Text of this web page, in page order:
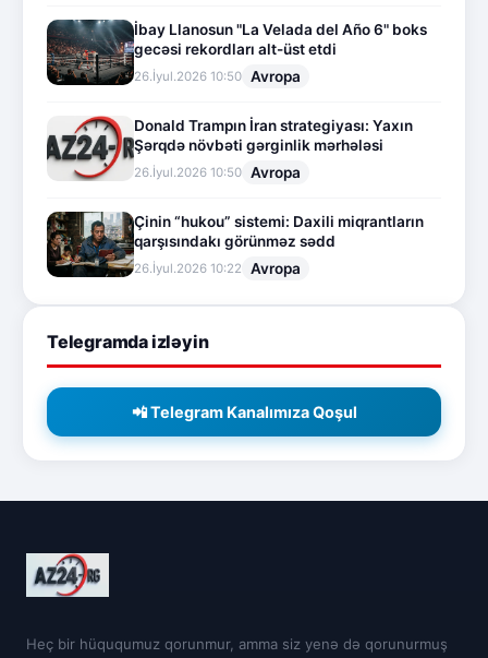
İbay Llanosun "La Velada del Año 6" boks
gecəsi rekordları alt-üst etdi
26.İyul.2026 10:50 Avropa
Donald Trampın İran strategiyası: Yaxın
Şərqdə növbəti gərginlik mərhələsi
26.İyul.2026 10:50 Avropa
Çinin “hukou” sistemi: Daxili miqrantların
qarşısındakı görünməz sədd
26.İyul.2026 10:22 Avropa
Telegramda izləyin
📲 Telegram Kanalımıza Qoşul
Heç bir hüququmuz qorunmur, amma siz yenə də qorunurmuş